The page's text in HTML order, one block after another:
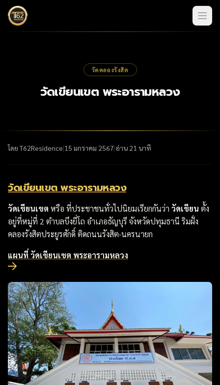
วัดคลองรังสิต
วัดเขียนเขต พระอารามหลวง
โดยT62Residence|15 มกราคม 2567|อ่าน 21 นาที
วัดเขียนเขต พระอารามหลวง
วัดเขียนเขต หรือ ที่ประชาชนทั่วไปนิยมเรียกกันว่า วัดเขียน ตั้ง
อยู่ที่หมู่ที่ 2 ตำบลบึงยี่โถ อำเภอธัญบุรี จังหวัดปทุมธานี ริมฝั่ง
คลองรังสิตประยูรศักดิ์ ติดถนนรังสิต-นครนายก
แผนที่ วัดเขียนเขต พระอารามหลวง